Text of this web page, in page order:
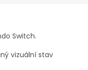
Switch.
vizuální stav